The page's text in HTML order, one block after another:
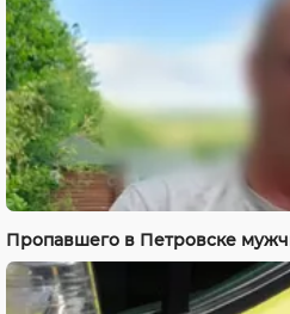
Пропавшего в Петровске